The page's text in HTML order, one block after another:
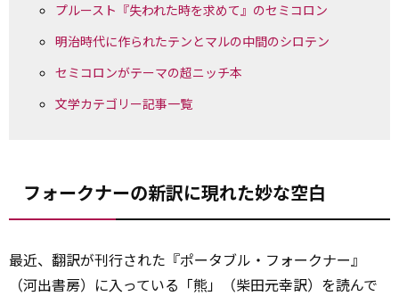
プルースト『失われた時を求めて』のセミコロン
明治時代に作られたテンとマルの中間のシロテン
セミコロンがテーマの超ニッチ本
文学カテゴリー記事一覧
フォークナーの新訳に現れた妙な空白
最近、翻訳が刊行された『ポータブル・フォークナー』
（河出書房）に入っている「熊」（柴田元幸訳）を読んで